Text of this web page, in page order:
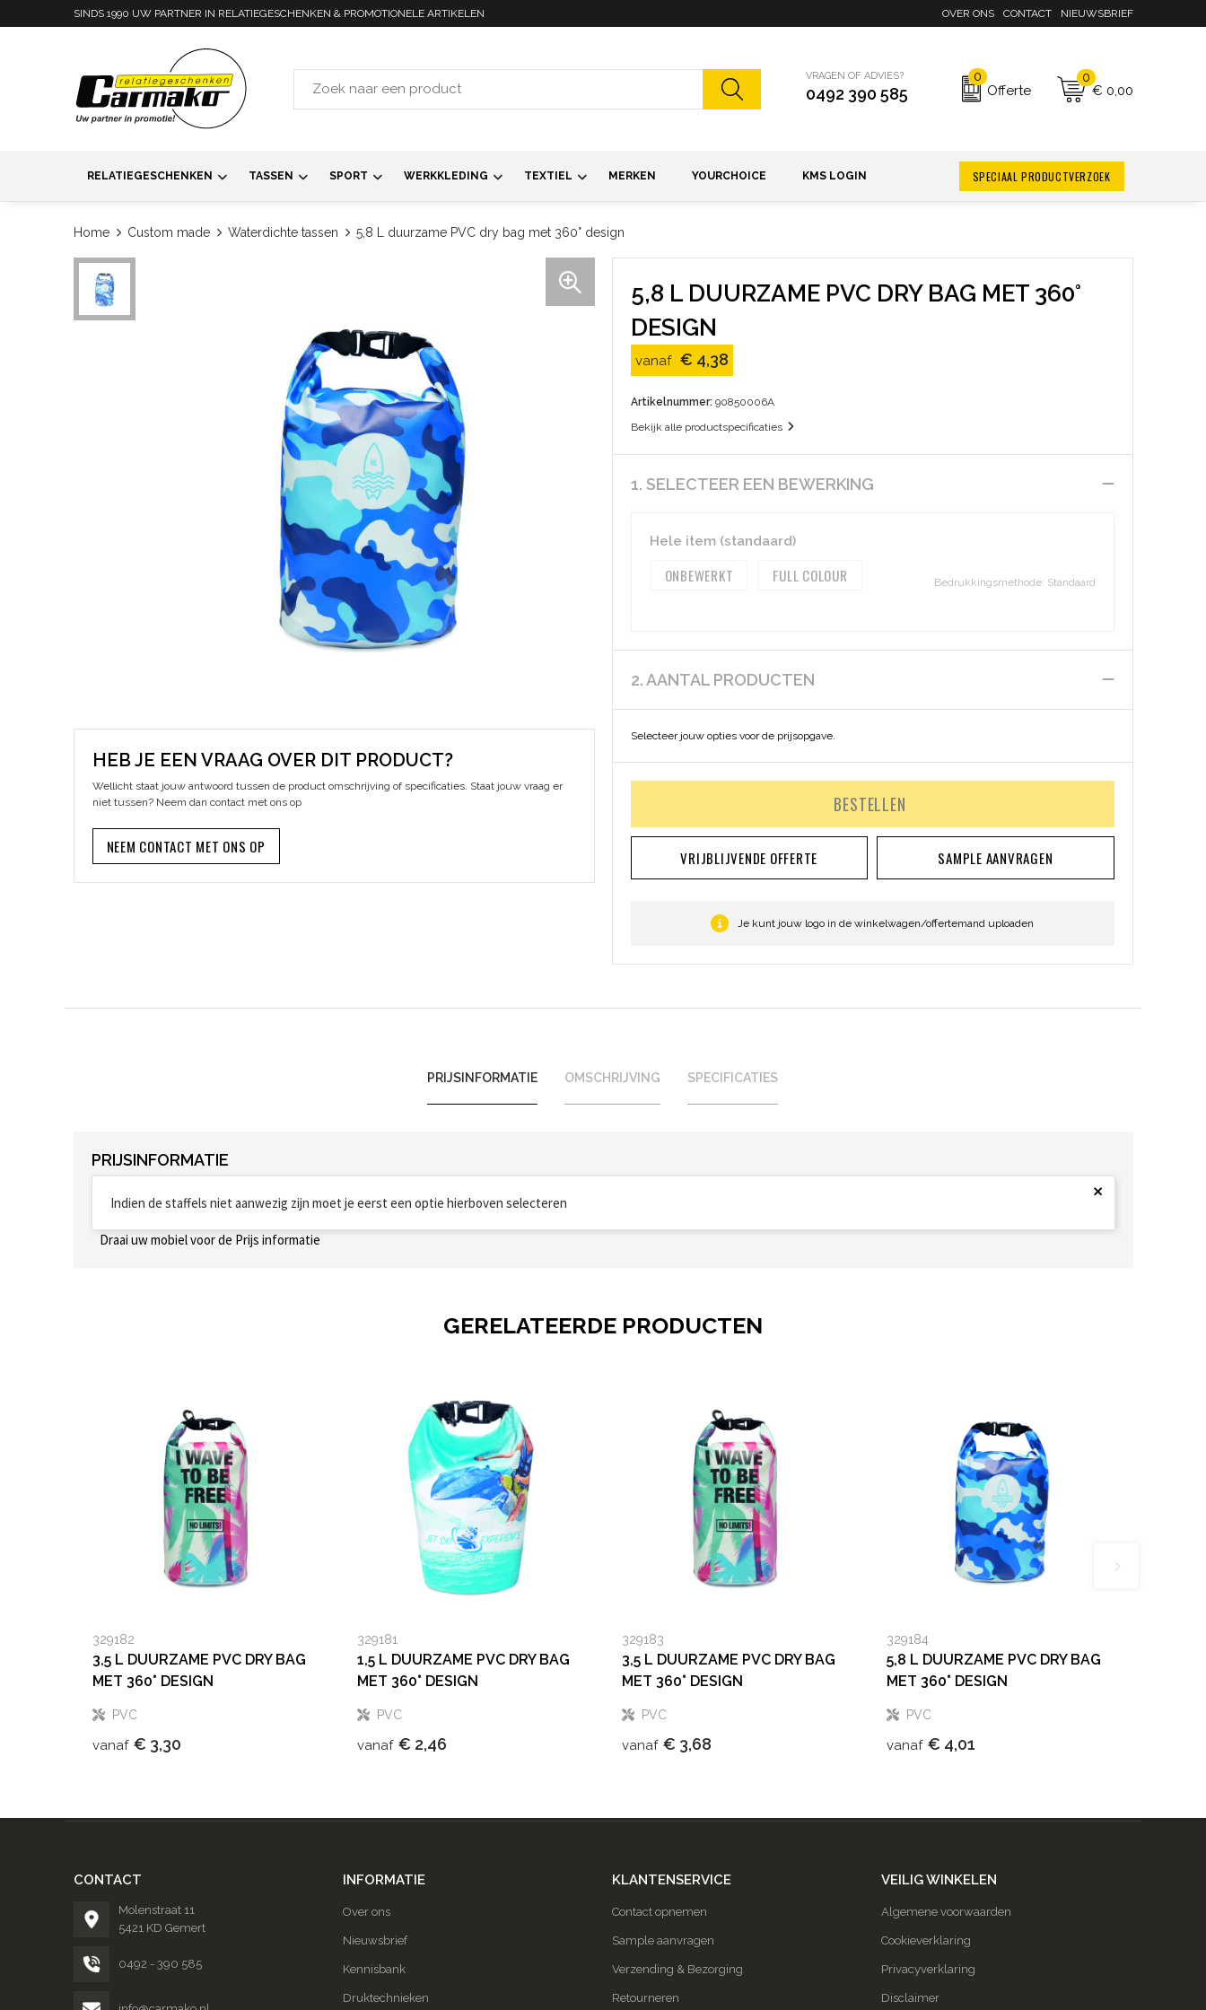
SINDS 1990 UW PARTNER IN RELATIEGESCHENKEN & PROMOTIONELE ARTIKELEN OVER ONS CONTACT NIEUWSBRIEF
VRAGEN OF ADVIES?
0492 390 585
0
Offerte
0
€ 0,00
RELATIEGESCHENKEN TASSEN SPORT WERKKLEDING TEXTIEL MERKEN YOURCHOICE KMS LOGIN SPECIAAL PRODUCTVERZOEK
Home Custom made Waterdichte tassen 5,8 L duurzame PVC dry bag met 360° design
HEB JE EEN VRAAG OVER DIT PRODUCT?
Wellicht staat jouw antwoord tussen de product omschrijving of specificaties. Staat jouw vraag er
niet tussen? Neem dan contact met ons op
NEEM CONTACT MET ONS OP
5,8 L DUURZAME PVC DRY BAG MET 360°
DESIGN
vanaf € 4,38
Artikelnummer: 90850006A
Bekijk alle productspecificaties
1. SELECTEER EEN BEWERKING
Hele item (standaard)
ONBEWERKT FULL COLOUR Bedrukkingsmethode: Standaard
2. AANTAL PRODUCTEN
Selecteer jouw opties voor de prijsopgave.
BESTELLEN
VRIJBLIJVENDE OFFERTE SAMPLE AANVRAGEN
Je kunt jouw logo in de winkelwagen/offertemand uploaden
PRIJSINFORMATIE OMSCHRIJVING SPECIFICATIES
PRIJSINFORMATIE
Indien de staffels niet aanwezig zijn moet je eerst een optie hierboven selecteren ×
Draai uw mobiel voor de Prijs informatie
GERELATEERDE PRODUCTEN
329182
3,5 L DUURZAME PVC DRY BAG
MET 360° DESIGN
PVC
vanaf € 3,30
329181
1,5 L DUURZAME PVC DRY BAG
MET 360° DESIGN
PVC
vanaf € 2,46
329183
3,5 L DUURZAME PVC DRY BAG
MET 360° DESIGN
PVC
vanaf € 3,68
329184
5,8 L DUURZAME PVC DRY BAG
MET 360° DESIGN
PVC
vanaf € 4,01
CONTACT
Molenstraat 11
5421 KD Gemert
0492 - 390 585
INFORMATIE
Over ons
Nieuwsbrief
Kennisbank
Druktechnieken
KLANTENSERVICE
Contact opnemen
Sample aanvragen
Verzending & Bezorging
Retourneren
VEILIG WINKELEN
Algemene voorwaarden
Cookieverklaring
Privacyverklaring
Disclaimer